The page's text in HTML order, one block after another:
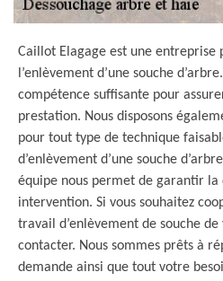
Caillot Elagage est une entreprise
l’enlèvement d’une souche
compétence suffisante pour
prestation. Nous disposons
pour tout type de technique
d’enlèvement d’une souche
équipe nous permet de garantir
intervention. Si vous souhaitez
travail d’enlèvement de souche
contacter. Nous sommes prêts à
demande ainsi que tout votre